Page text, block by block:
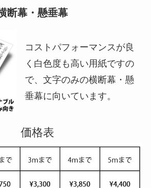
断幕・懸垂幕
コストパフォーマンスが良
く白色度も高い用紙ですの
で、文字のみの横断幕・懸
垂幕に向いています。
価格表